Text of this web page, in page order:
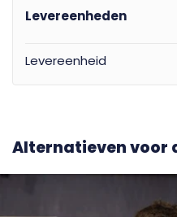
Levereenheden
Levereenheid
Alternatieven voor